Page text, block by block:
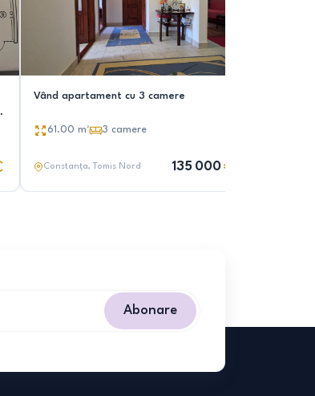
Vând apartament cu 3 camere
61.00 m² 3 camere
Constanța, Tomis Nord 135 000
Abonare